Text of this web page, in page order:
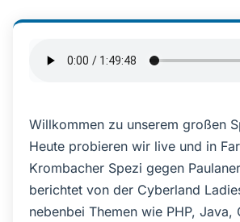
Willkommen zu unserem großen
Heute probieren wir live und in
Krombacher Spezi gegen
berichtet von der Cyberland
nebenbei Themen wie PHP, Java,